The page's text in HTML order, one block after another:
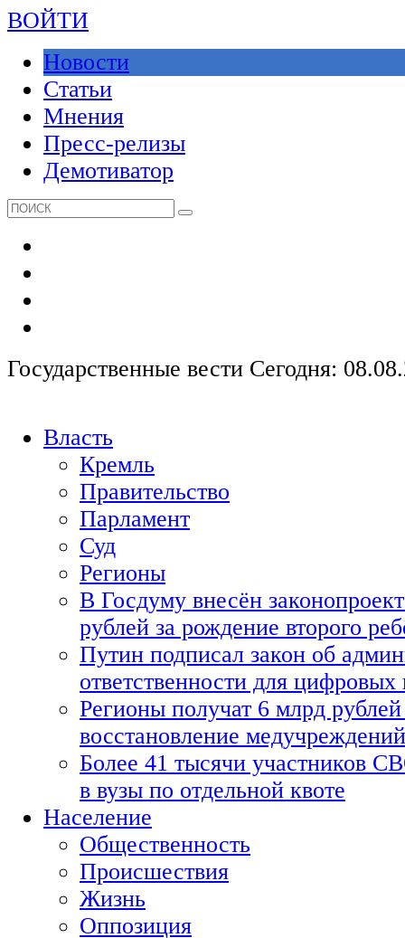
ВОЙТИ
Новости
Статьи
Мнения
Пресс-релизы
Демотиватор
Государственные вести Сегодня:
Власть
Кремль
Правительство
Парламент
Суд
Регионы
В Госдуму внесён
рублей за рождение второго
Путин подписал закон об
ответственности для
Регионы получат 6 млрд рублей
восстановление медучреждений
Более 41 тысячи участников
в вузы по отдельной квоте
Население
Общественность
Происшествия
Жизнь
Оппозиция